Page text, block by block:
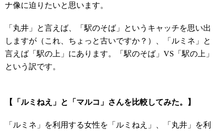
ナ像に迫りたいと思います。
「丸井」と言えば、「駅のそば」というキャッチを思い出
しますが（これ、ちょっと古いですか？）、「ルミネ」と
言えば「駅の上」にあります。「駅のそば」VS「駅の上」
という訳です。
【「ルミねえ」と「マルコ」さんを比較してみた。】
「ルミネ」を利用する女性を「ルミねえ」、「丸井」を利